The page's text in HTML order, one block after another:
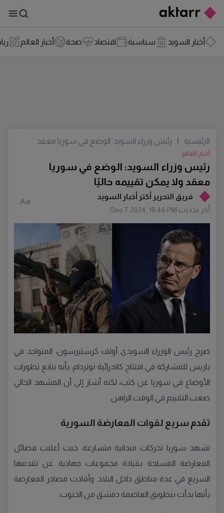
أخبار السويد سياسية اقتصاد صحة أخبار العالم
فريق التحرير أكتر أخبار السويد
أخر تحديث Dec 7, 2024, 18:46 PM
رئيس وزراء السويد: الوضع في سوريا
معقد ولا يمكن تقييمه حاليًا
أخبار-العالم
الرئيسية
رئيس وزراء السويد: الوضع في سوريا معقد
صرح رئيس الوزراء السويدي أولف كرستيرسون، المتواجد في
باريس للمشاركة في افتتاح كاتدرائية نوتردام، بأنه يتابع تطورات
الأوضاع في سوريا عن كثب، لكنه أشار إلى أن المشهد الحالي
صعب التقييم في الوقت الراهن.
تقدم سريع لقوات المعارضة السورية
تشهد سوريا تحركات ميدانية متسارعة، حيث أعلنت فصائل
المعارضة المسلحة بقيادة مجموعات جهادية عن تقدمها
السريع في عدة مناطق داخل البلاد. وأفادت مصادر المعارضة
بأنها بدأت بتطويق العاصمة دمشق من الجنوب.